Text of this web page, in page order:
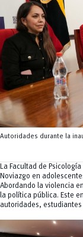
y Agropecuarias
MOVERU
Posgrados
Radio
Salud
Sostenibilidad
Vinculación
Autoridades durante la
La Facultad de
Noviazgo en
Abordando la violencia
la política pública. Este
autoridades,